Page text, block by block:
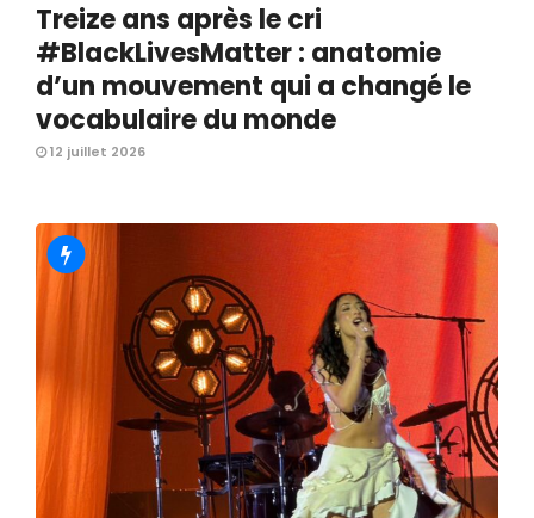
Treize ans après le cri
#BlackLivesMatter : anatomie
d’un mouvement qui a changé le
vocabulaire du monde
12 juillet 2026